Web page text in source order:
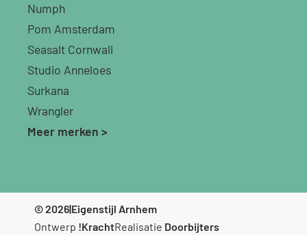
Numph
Pom Amsterdam
Seasalt Cornwall
Studio Anneloes
Surkana
Wrangler
Meer merken >
© 2026|Eigenstijl Arnhem
Ontwerp !KrachtRealisatie Doorbijters